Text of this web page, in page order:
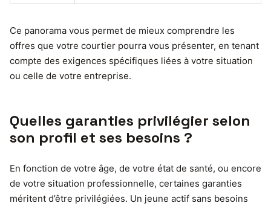
Ce panorama vous permet de mieux comprendre les
offres que votre courtier pourra vous présenter, en tenant
compte des exigences spécifiques liées à votre situation
ou celle de votre entreprise.
Quelles garanties privilégier selon
son profil et ses besoins ?
En fonction de votre âge, de votre état de santé, ou encore
de votre situation professionnelle, certaines garanties
méritent d’être privilégiées. Un jeune actif sans besoins